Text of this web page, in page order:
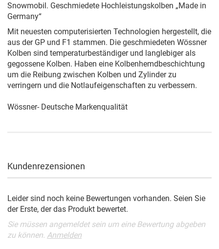
Snowmobil. Geschmiedete Hochleistungskolben „Made in
Germany“
Mit neuesten computerisierten Technologien hergestellt, die
aus der GP und F1 stammen. Die geschmiedeten Wössner
Kolben sind temperaturbeständiger und langlebiger als
gegossene Kolben. Haben eine Kolbenhemdbeschichtung
um die Reibung zwischen Kolben und Zylinder zu
verringern und die Notlaufeigenschaften zu verbessern.
Wössner- Deutsche Markenqualität
Kundenrezensionen
Leider sind noch keine Bewertungen vorhanden. Seien Sie
der Erste, der das Produkt bewertet.
Sie müssen angemeldet sein um eine Bewertung abgeben
zu können. Anmelden